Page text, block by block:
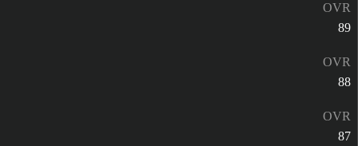
OVR
89
OVR
88
OVR
87